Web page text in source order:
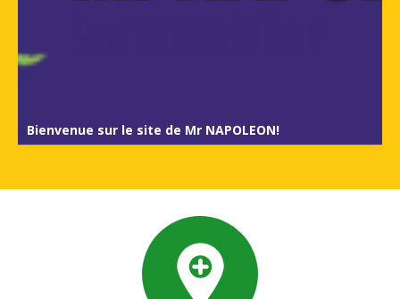
Bienvenue sur le site de Mr NAPOLEON!